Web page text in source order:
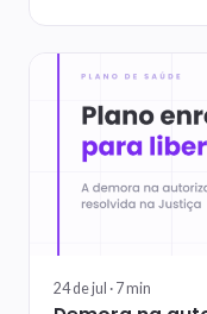
24 de jul · 7min